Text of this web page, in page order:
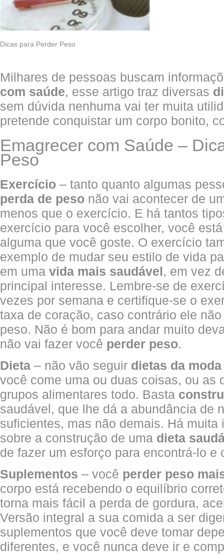
Dicas para Perder Peso
Milhares de pessoas buscam
com saúde, esse artigo traz diversas
sem dúvida nenhuma vai ter muita
pretende conquistar um corpo bonito,
Emagrecer com Saúde –
Peso
Exercício – tanto quanto algumas
perda de peso não vai acontecer de
menos que o exercício. E há tantos
exercício para você escolher, você
alguma que você goste. O exercício
exemplo de mudar seu estilo de vida
em uma vida mais saudável , em vez
principal interesse. Lembre-se de
vezes por semana e certifique-se o
taxa de coração, caso contrário ele
peso. Não é bom para andar muito
não vai fazer você perder peso.
Dieta – não vão seguir dietas da moda
você come uma ou duas coisas, ou as
grupos alimentares todo. Basta
saudável, que lhe dá a abundância de
suficientes, mas não demais. Há muita
sobre a construção de uma dieta
de fazer um esforço para encontrá-lo e
Suplementos – você perder peso
corpo está recebendo o equilíbrio
torna mais fácil a perda de gordura,
Versão integral a sua comida a ser
suplementos que você deve tomar
diferentes, e você nunca deve ir e